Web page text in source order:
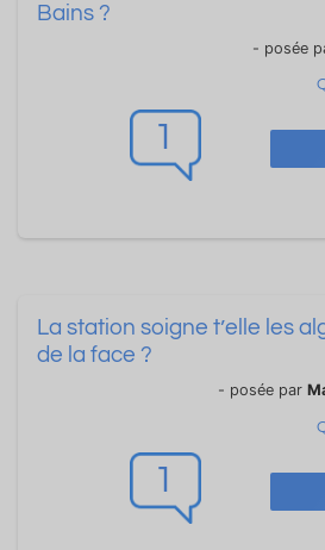
1
Bains ?
- posée
1
La station soigne t’elle les
de la face ?
- posée par